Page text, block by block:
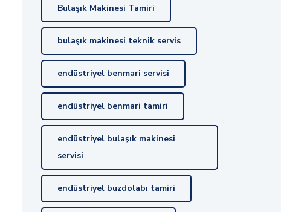
Bulaşık Makinesi Tamiri
bulaşık makinesi teknik servis
endüstriyel benmari servisi
endüstriyel benmari tamiri
endüstriyel bulaşık makinesi
servisi
endüstriyel buzdolabı tamiri